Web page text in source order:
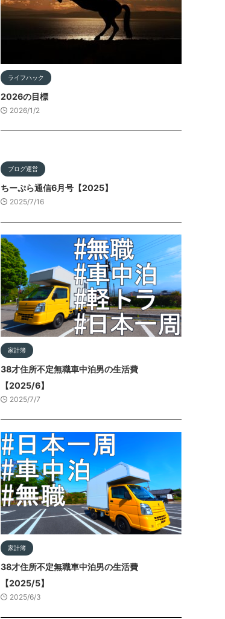
ライフハック
2026の目標
2026/1/2
ブログ運営
ちーぷら通信6月号【2025】
2025/7/16
家計簿
38才住所不定無職車中泊男の生活費
【2025/6】
2025/7/7
家計簿
38才住所不定無職車中泊男の生活費
【2025/5】
2025/6/3